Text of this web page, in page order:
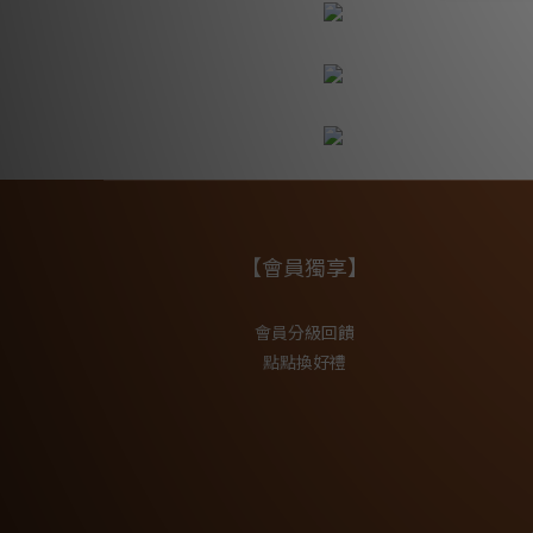
【會員獨享】
會員分級回饋
點點換好禮